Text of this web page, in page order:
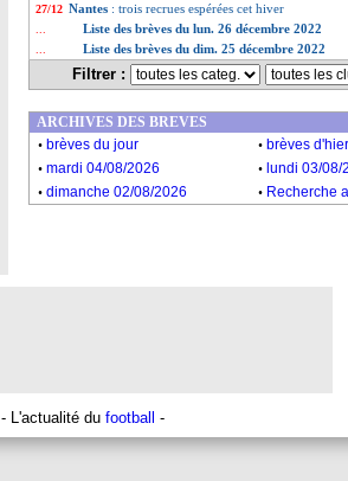
27/12 Nantes : trois recrues espérées cet hiver
Liste des brèves du lun. 26 décembre 2022
Liste des brèves du dim. 25 décembre 2022
Filtrer :
ARCHIVES DES BREVES
. brèves du jour . brèves d'hier
. mardi 04/08/2026 . lundi 03/08/
. dimanche 02/08/2026 . Recherche
- L'actualité du football -